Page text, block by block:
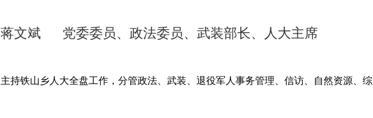
蒋文斌 党委委员、政法委员、武装部长、人大主席
主持铁山乡人大全盘工作，分管政法、武装、退役军人事务管理、信访、自然资源、综